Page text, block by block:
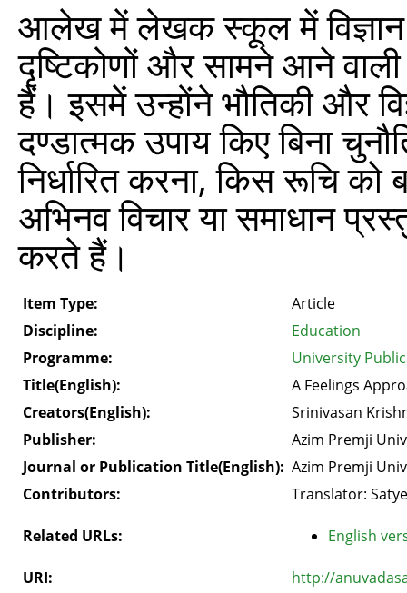
आलेख में लेखक स्कूल में विज्ञान
दृष्टिकोणों और सामने आने
हैं। इसमें उन्होंने भौतिकी और
दण्डात्मक उपाय किए बिना
निर्धारित करना, किस रूचि
अभिनव विचार या समाधान
करते हैं।
Item Type:
Article
Discipline:
Education
Programme:
University
Title(English):
A Feelings
Creators(English):
Srinivasan
Publisher:
Azim Premji
Journal or Publication Title(English): Azim Premji
Contributors:
Translator:
Related URLs: English
URI: http://